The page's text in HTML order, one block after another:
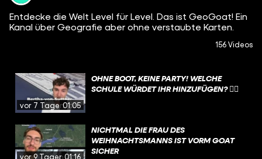
Entdecke die Welt Level für Level. Das ist GeoGoat! Ein
Kanal über Geografie aber ohne verstaubte Karten.
156 Videos
vor 7 Tagen01:05
OHNE BOOT, KEINE PARTY! WELCHE
SCHULE WÜRDET IHR HINZUFÜGEN? 🙂‍↕️
vor 9 Tagen01:16
NICHTMAL DIE FRAU DES
WEIHNACHTSMANNS IST VORM GOAT
SICHER